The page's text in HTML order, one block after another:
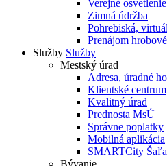
Verejné osvetlenie
Zimná údržba
Pohrebiská,
Prenájom
Služby Služby
Mestský úrad
Adresa, úradné
Klientské centrum
Kvalitný úrad
Prednosta MsÚ
Správne poplatky
Mobilná aplikácia
SMARTCity Šaľa
Bývanie